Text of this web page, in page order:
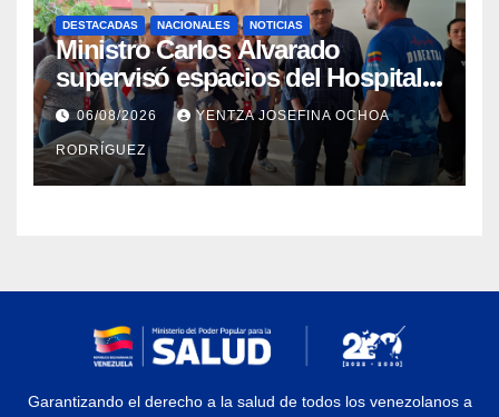
DESTACADAS NACIONALES NOTICIAS
Ministro Carlos Alvarado
supervisó espacios del Hospital
Dermatológico Dr. Martín Vegas
en La Guaira
06/08/2026 YENTZA JOSEFINA OCHOA
RODRÍGUEZ
Garantizando el derecho a la salud de todos los venezolanos a